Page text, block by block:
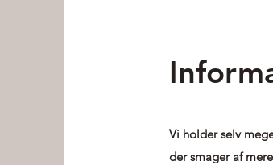
Vi holder selv
der smager af